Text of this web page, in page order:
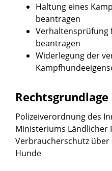
Haltung eines
beantragen
Verhaltensprüfung
beantragen
Widerlegung der
Rechtsgrundlage
Polizeiverordnung des
Ministeriums Ländlicher
Verbraucherschutz
Hunde